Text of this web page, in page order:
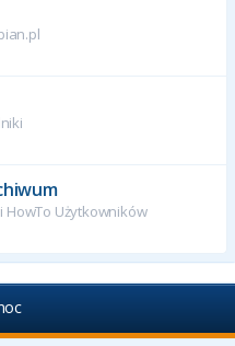
HowTo Użytkowników